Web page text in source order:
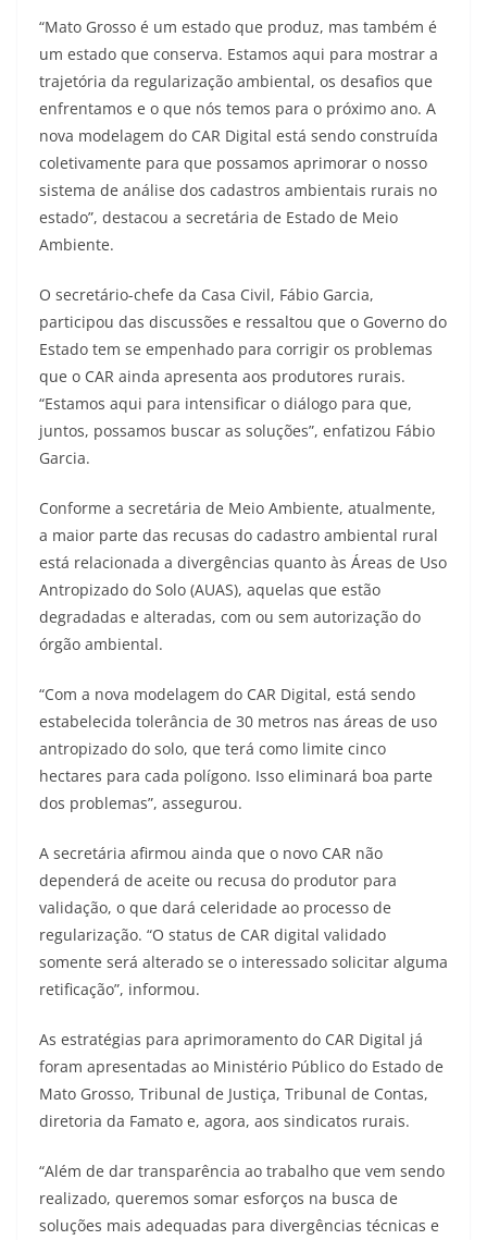
“Mato Grosso é um estado que produz, mas também é
um estado que conserva. Estamos aqui para mostrar a
trajetória da regularização ambiental, os desafios que
enfrentamos e o que nós temos para o próximo ano. A
nova modelagem do CAR Digital está sendo construída
coletivamente para que possamos aprimorar o nosso
sistema de análise dos cadastros ambientais rurais no
estado”, destacou a secretária de Estado de Meio
Ambiente.
O secretário-chefe da Casa Civil, Fábio Garcia,
participou das discussões e ressaltou que o Governo do
Estado tem se empenhado para corrigir os problemas
que o CAR ainda apresenta aos produtores rurais.
“Estamos aqui para intensificar o diálogo para que,
juntos, possamos buscar as soluções”, enfatizou Fábio
Garcia.
Conforme a secretária de Meio Ambiente, atualmente,
a maior parte das recusas do cadastro ambiental rural
está relacionada a divergências quanto às Áreas de Uso
Antropizado do Solo (AUAS), aquelas que estão
degradadas e alteradas, com ou sem autorização do
órgão ambiental.
“Com a nova modelagem do CAR Digital, está sendo
estabelecida tolerância de 30 metros nas áreas de uso
antropizado do solo, que terá como limite cinco
hectares para cada polígono. Isso eliminará boa parte
dos problemas”, assegurou.
A secretária afirmou ainda que o novo CAR não
dependerá de aceite ou recusa do produtor para
validação, o que dará celeridade ao processo de
regularização. “O status de CAR digital validado
somente será alterado se o interessado solicitar alguma
retificação”, informou.
As estratégias para aprimoramento do CAR Digital já
foram apresentadas ao Ministério Público do Estado de
Mato Grosso, Tribunal de Justiça, Tribunal de Contas,
diretoria da Famato e, agora, aos sindicatos rurais.
“Além de dar transparência ao trabalho que vem sendo
realizado, queremos somar esforços na busca de
soluções mais adequadas para divergências técnicas e